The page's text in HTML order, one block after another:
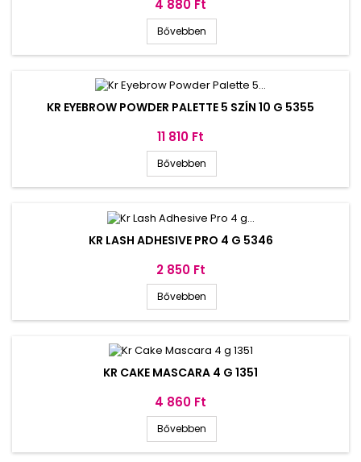
Ár
4 880 Ft
Bővebben
KR EYEBROW POWDER PALETTE 5 SZÍN 10 G 5355
Ár
11 810 Ft
Bővebben
KR LASH ADHESIVE PRO 4 G 5346
Ár
2 850 Ft
Bővebben
KR CAKE MASCARA 4 G 1351
Ár
4 860 Ft
Bővebben